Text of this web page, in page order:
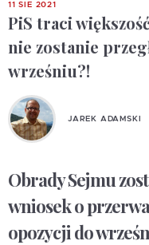
11 SIE 2021
PiS traci
nie zostanie
wrześniu?!
JAREK ADAMSKI
Obrady Sejmu
wniosek o
opozycji do